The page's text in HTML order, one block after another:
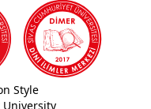
Style
University